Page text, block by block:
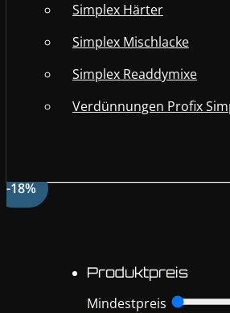
Simplex Härter
Simplex Mischlacke
Simplex Readdymixe
Verdünnungen Profix
Produktpreis
Mindestpreis
-18%